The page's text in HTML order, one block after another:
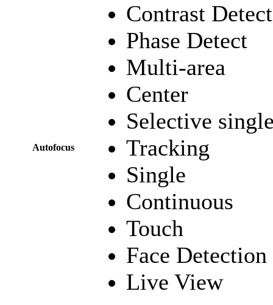
Autofocus
Contrast
Phase Detect
Multi-area
Center
Selective
Tracking
Single
Continuous
Touch
Face Detection
Live View